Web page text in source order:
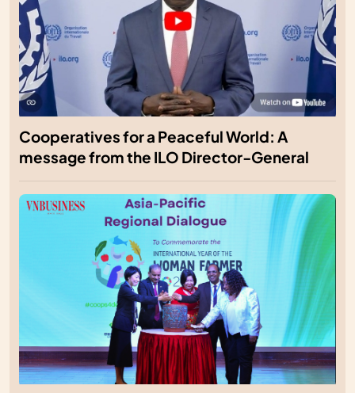
Cooperatives for a Peaceful World: A
message from the ILO Director-General